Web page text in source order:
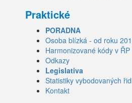
Praktické
PORADNA
Osoba blízká - od roku
Harmonizované kódy v ŘP
Odkazy
Legislativa
Statistiky vybodovaných
Kontakt